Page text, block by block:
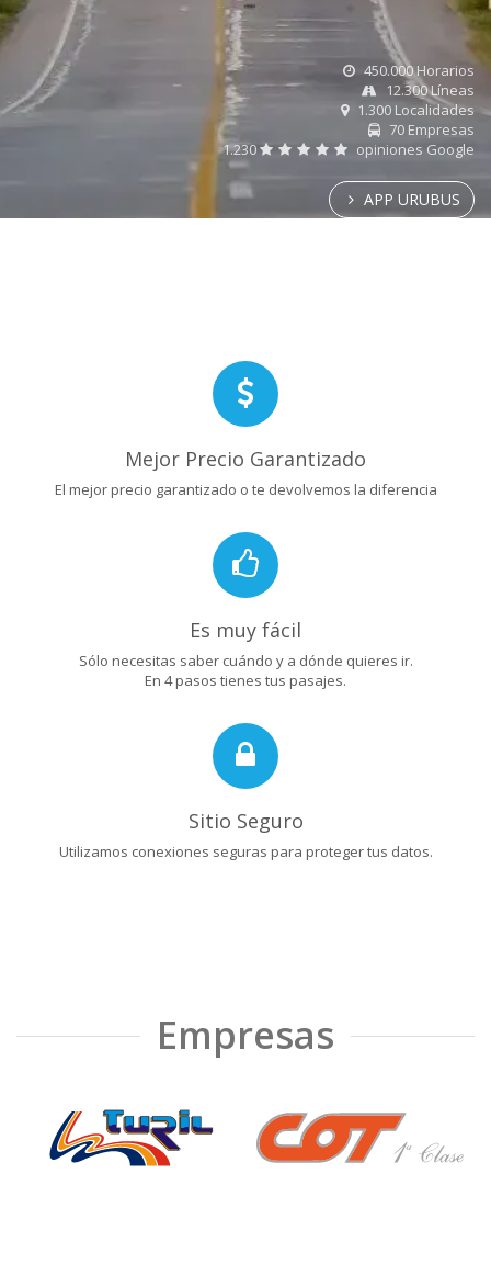
450.000 Horarios
12.300 Líneas
1.300 Localidades
70 Empresas
1.230
opiniones Google
APP URUBUS
Mejor Precio Garantizado
El mejor precio garantizado o te devolvemos la diferencia
Es muy fácil
Sólo necesitas saber cuándo y a dónde quieres ir.
En 4 pasos tienes tus pasajes.
Sitio Seguro
Utilizamos conexiones seguras para proteger tus datos.
Empresas
❮ ❯